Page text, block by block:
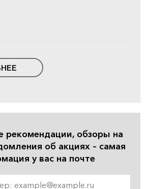
рекомендации, обзоры на
об акциях – самая
у вас на почте